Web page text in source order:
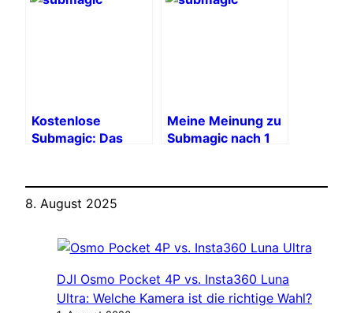
Abonnement mit
für Ihre
Kostenlose
Submagic: Das
Bank zu
sprengen?
Meine Meinung zu
Submagic nach 1
Nachteile
8. August 2025
DJI Osmo Pocket 4P vs. Insta360 Luna
Ultra: Welche Kamera ist die richtige Wahl?